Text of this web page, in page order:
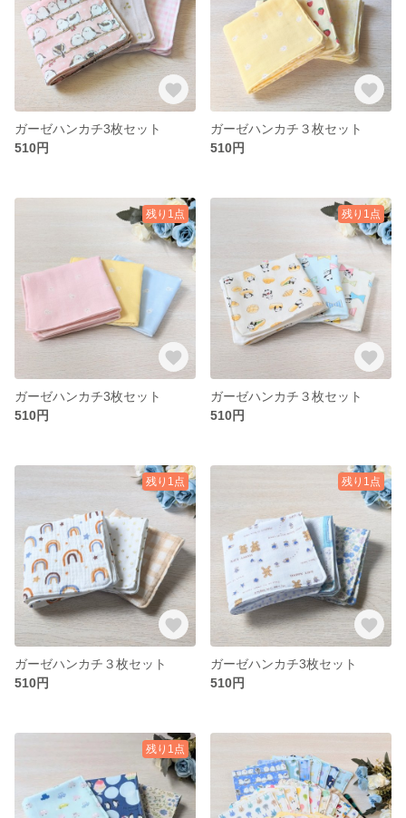
ガーゼハンカチ3枚セット
510円
ガーゼハンカチ３枚セット
510円
残り1点
ガーゼハンカチ3枚セット
510円
残り1点
ガーゼハンカチ３枚セット
510円
残り1点
ガーゼハンカチ３枚セット
510円
残り1点
ガーゼハンカチ3枚セット
510円
残り1点